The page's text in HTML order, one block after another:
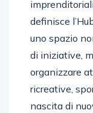
definisce
uno spazio
di iniziative,
organizzare
ricreative,
nascita di